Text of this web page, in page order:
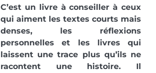
C’est un livre à conseiller à ceux
qui aiment les textes courts mais
denses, les réflexions
personnelles et les livres qui
laissent une trace plus qu’ils ne
racontent une histoire. Il